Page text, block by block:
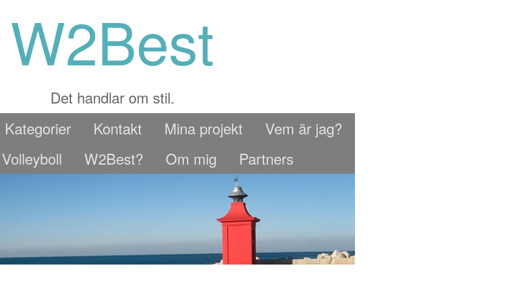
W2Best
Det handlar om stil.
Kategorier Kontakt Mina projekt
Vem är jag?
Volleyboll W2Best? Om mig Partners